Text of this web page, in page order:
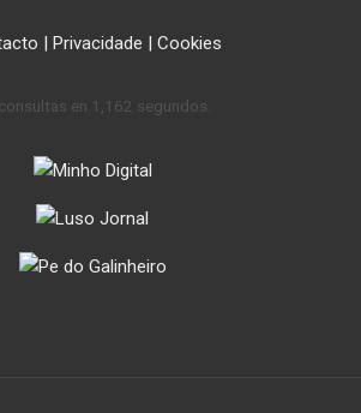
| Privacidade | Cookies
en 1,162 segundos.